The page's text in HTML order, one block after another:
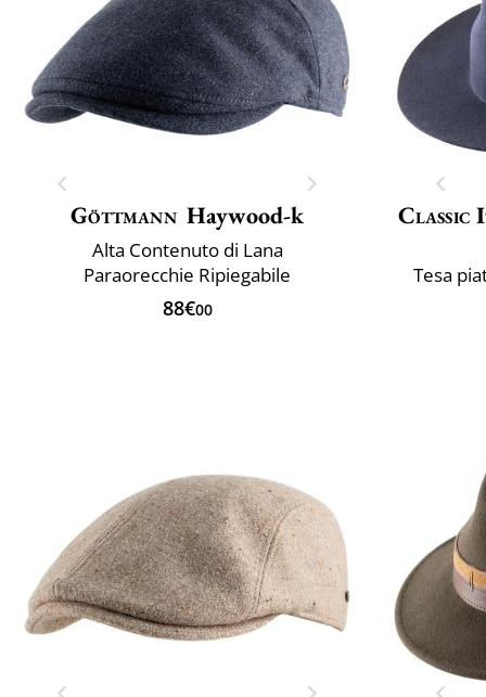
Göttmann Haywood-k
Alta Contenuto di Lana
Paraorecchie Ripiegabile
88€00
Classic
Tesa